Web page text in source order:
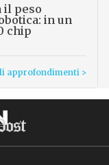
il peso
in un
chip
approfondimenti >